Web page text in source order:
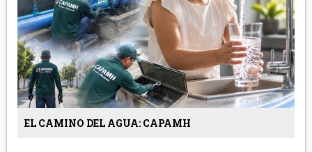
EL CAMINO DEL AGUA: CAPAMH